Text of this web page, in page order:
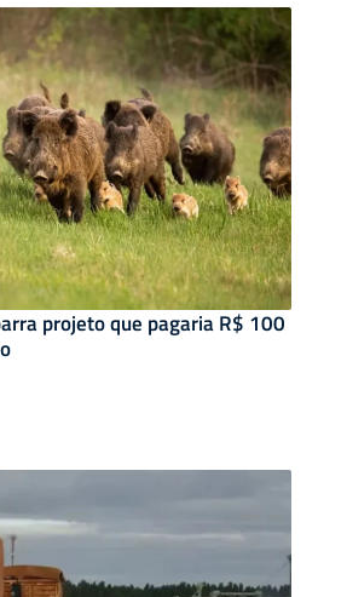
projeto que pagaria R$ 100